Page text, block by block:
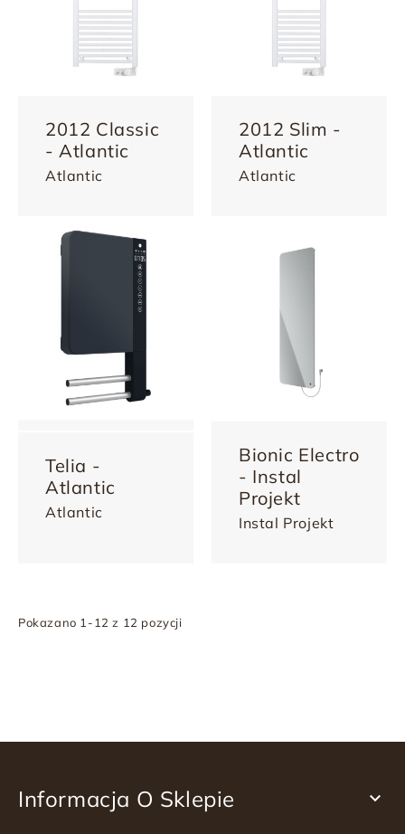
2012 Classic
- Atlantic
Atlantic
2012 Slim -
Atlantic
Atlantic
Telia -
Atlantic
Atlantic
Bionic Electro
- Instal
Projekt
Instal Projekt
Pokazano 1-12 z 12 pozycji
Informacja O Sklepie 